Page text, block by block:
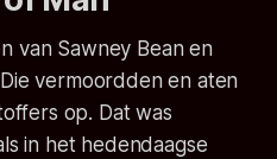
van Sawney Bean en
vermoordden en aten
op. Dat was
in het hedendaagse